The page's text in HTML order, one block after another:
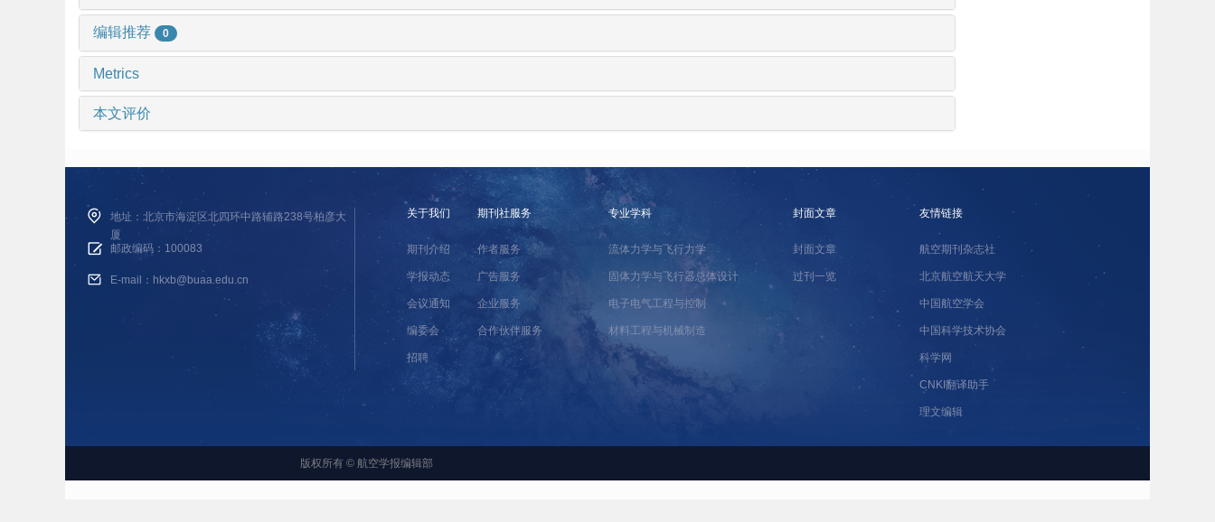
编辑推荐 0
Metrics
本文评价
地址：北京市海淀区北四环中路辅路238号柏彦大
厦
邮政编码：100083
E-mail：hkxb@buaa.edu.cn
关于我们
期刊介绍
学报动态
会议通知
编委会
招聘
期刊社服务
作者服务
广告服务
企业服务
合作伙伴服务
专业学科
流体力学与飞行力学
固体力学与飞行器总体设计
电子电气工程与控制
材料工程与机械制造
封面文章
封面文章
过刊一览
友情链接
航空期刊杂志社
北京航空航天大学
中国航空学会
中国科学技术协会
科学网
CNKI翻译助手
理文编辑
版权所有 © 航空学报编辑部